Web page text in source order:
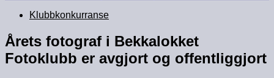
Klubbkonkurranse
Årets fotograf i Bekkalokket
Fotoklubb er avgjort og offentliggjort